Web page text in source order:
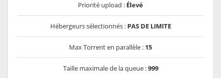
Priorité upload : Élevé
Hébergeurs sélectionnés : PAS DE LIMITE
Max Torrent en parallèle : 15
Taille maximale de la queue :999